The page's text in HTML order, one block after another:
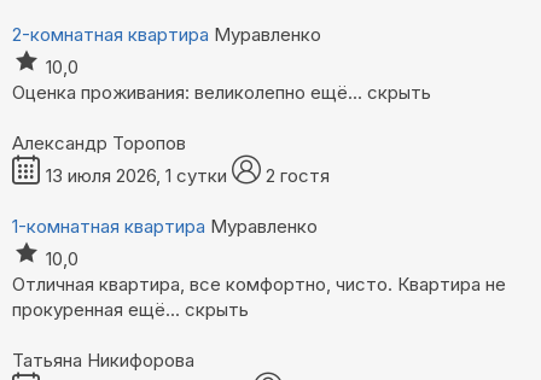
2-комнатная квартира Муравленко
10,0
Оценка проживания: великолепно ещё... скрыть
Александр Торопов
13 июля 2026, 1 сутки
2 гостя
1-комнатная квартира Муравленко
10,0
Отличная квартира, все комфортно, чисто. Квартира не
прокуренная ещё... скрыть
Татьяна Никифорова